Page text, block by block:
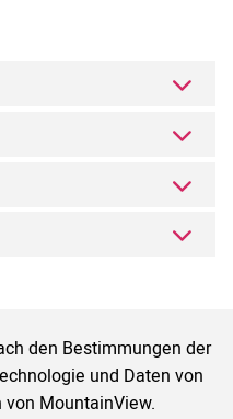
den Bestimmungen der
und Daten von
MountainView.